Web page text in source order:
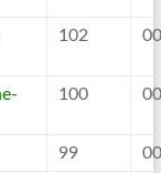
102
100
99